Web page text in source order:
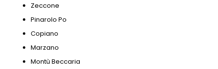
Zeccone
Pinarolo Po
Copiano
Marzano
Montù Beccaria